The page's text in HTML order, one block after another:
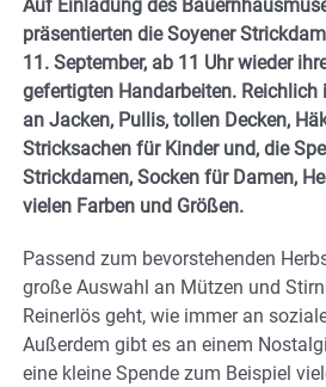
Auf Einladung des
präsentierten die Soyener
11. September, ab 11 Uhr wieder
gefertigten Handarbeiten. Reichlich
an Jacken, Pullis, tollen Decken,
Stricksachen für Kinder und, die
Strickdamen, Socken für Damen,
vielen Farben und Größen.
Passend zum bevorstehenden
große Auswahl an Mützen und
Reinerlös geht, wie immer an
Außerdem gibt es an einem
eine kleine Spende zum Beispiel